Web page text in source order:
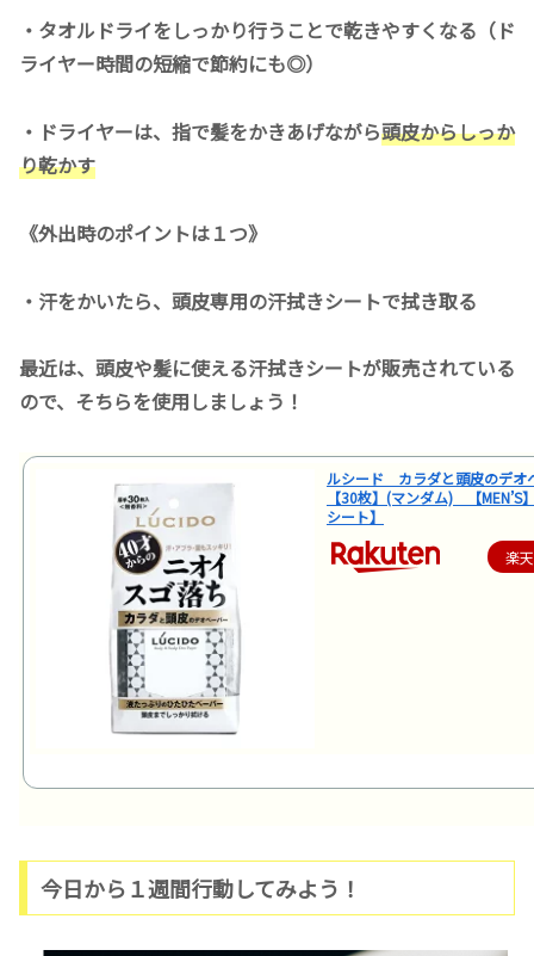
・タオルドライをしっかり行うことで乾きやすくなる（ド
ライヤー時間の短縮で節約にも◎）
・ドライヤーは、指で髪をかきあげながら頭皮からしっか
り乾かす
《外出時のポイントは１つ》
・汗をかいたら、頭皮専用の汗拭きシートで拭き取る
最近は、頭皮や髪に使える汗拭きシートが販売されている
ので、そちらを使用しましょう！
ルシード カラダと頭皮のデ
【30枚】(マンダム) 【MEN’S
シート】
楽
今日から１週間行動してみよう！